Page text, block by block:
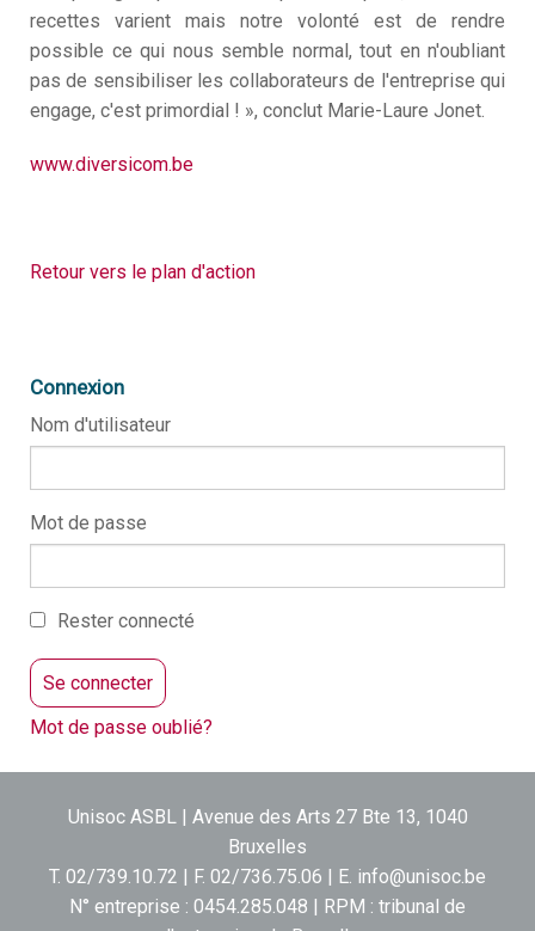
recettes varient mais notre volonté est de rendre
possible ce qui nous semble normal, tout en n'oubliant
pas de sensibiliser les collaborateurs de l'entreprise qui
engage, c'est primordial ! », conclut Marie-Laure Jonet.
www.diversicom.be
Retour vers le plan d'action
Connexion
Nom d'utilisateur
Mot de passe
Rester connecté
Mot de passe oublié?
Unisoc ASBL | Avenue des Arts 27 Bte 13, 1040
Bruxelles
T. 02/739.10.72 | F. 02/736.75.06 | E. info@unisoc.be
N° entreprise : 0454.285.048 | RPM : tribunal de